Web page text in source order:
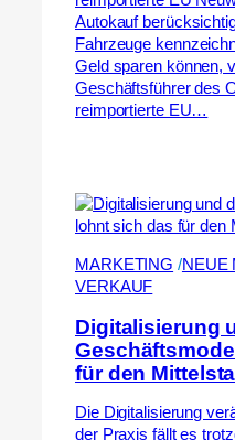
Autokauf
Fahrzeuge
Geld sparen können,
Geschäftsführer des
reimportierte EU…
MARKETING /NEUE
VERKAUF
Digitalisierung
für den
Die Digitalisierung
der Praxis fällt es